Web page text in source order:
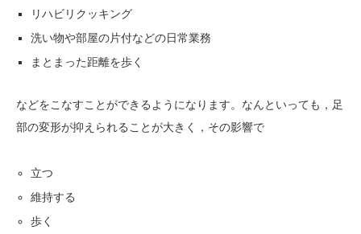
リハビリクッキング
洗い物や部屋の片付などの日常業務
まとまった距離を歩く
などをこなすことができるようになります。なんといっても，足
部の変形が抑えられることが大きく，その影響で
立つ
維持する
歩く